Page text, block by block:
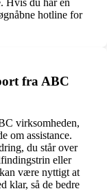
Hvis du har en
hotline for
fra ABC
virksomheden,
om assistance.
du står over
eller
være nyttigt at
klar, så de bedre